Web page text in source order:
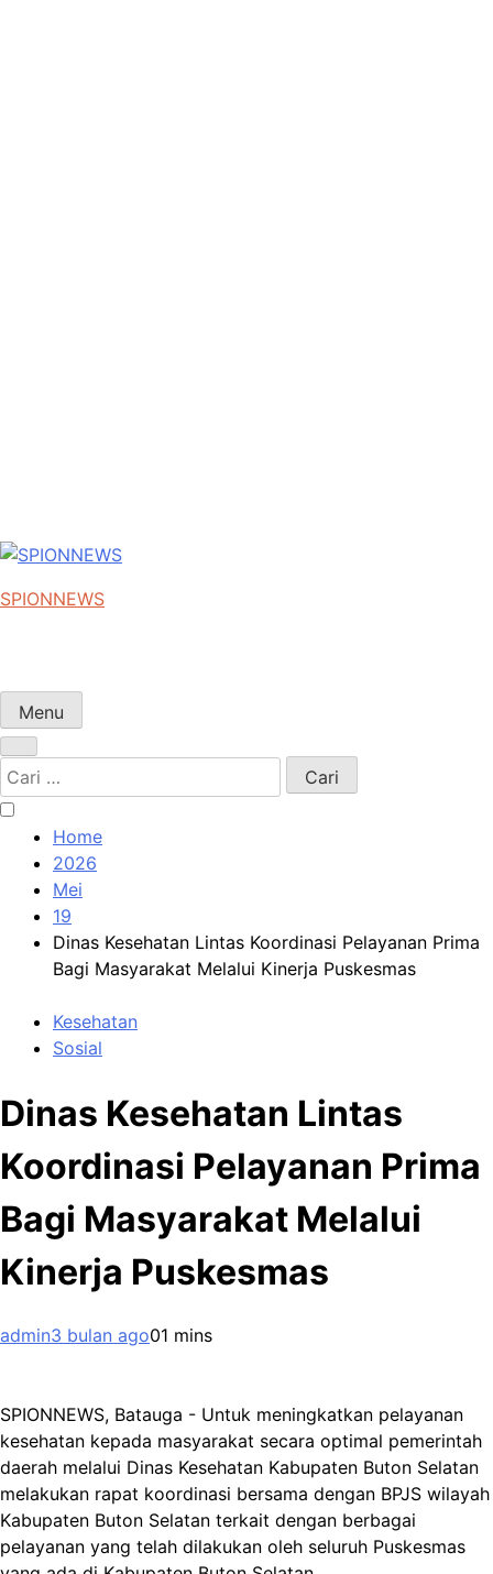
SPIONNEWS
Menu
Cari
untuk:
Home
2026
Mei
19
Dinas Kesehatan Lintas Koordinasi Pelayanan Prima
Bagi Masyarakat Melalui Kinerja Puskesmas
Kesehatan
Sosial
Dinas Kesehatan Lintas
Koordinasi Pelayanan Prima
Bagi Masyarakat Melalui
Kinerja Puskesmas
admin3 bulan ago01 mins
SPIONNEWS, Batauga - Untuk meningkatkan pelayanan
kesehatan kepada masyarakat secara optimal pemerintah
daerah melalui Dinas Kesehatan Kabupaten Buton Selatan
melakukan rapat koordinasi bersama dengan BPJS wilayah
Kabupaten Buton Selatan terkait dengan berbagai
pelayanan yang telah dilakukan oleh seluruh Puskesmas